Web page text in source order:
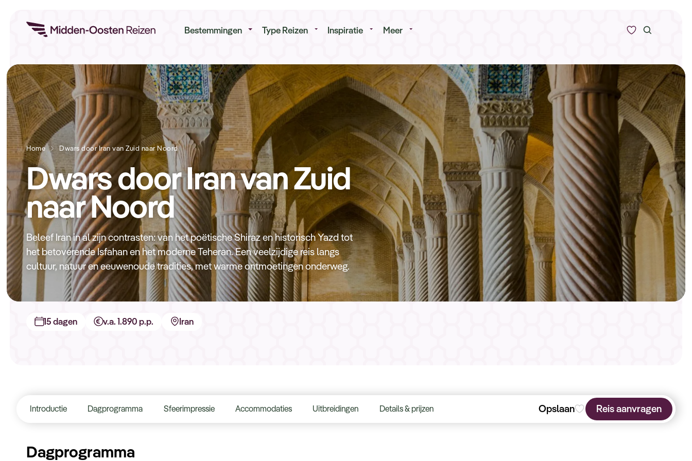
Bestemmingen Type Reizen Inspiratie Meer
Alle bestemmingen
Type Reizen
Inspiratie
Meer
Home Dwars door Iran van Zuid naar Noord
Dwars door Iran van Zuid
naar Noord
Beleef Iran in al zijn contrasten: van het poëtische Shiraz en historisch Yazd tot
het betoverende Isfahan en het moderne Teheran. Een veelzijdige reis langs
cultuur, natuur en eeuwenoude tradities, met warme ontmoetingen onderweg.
15 dagen v.a. 1.890 p.p. Iran
Introductie Dagprogramma Sfeerimpressie Accommodaties Uitbreidingen Details & prijzen Opslaan Reis aanvragen
Dagprogramma